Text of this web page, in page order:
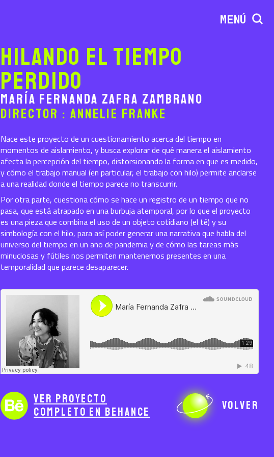
MENÚ
Hilando el tiempo
perdido
María Fernanda Zafra Zambrano
Director : Annelie Franke
Nace este proyecto de un cuestionamiento acerca del tiempo en
momentos de aislamiento, y busca explorar de qué manera el aislamiento
afecta la percepción del tiempo, distorsionando la forma en que es medido,
y cómo el trabajo manual (en particular, el trabajo con hilo) permite anclarse
a una realidad donde el tiempo parece no transcurrir.
Por otra parte, cuestiona cómo se hace un registro de un tiempo que no
pasa, que está atrapado en una burbuja atemporal, por lo que el proyecto
es una pieza que combina el uso de un objeto cotidiano (el té) y su
simbología con el hilo, para así poder generar una narrativa que habla del
universo del tiempo en un año de pandemia y de cómo las tareas más
minuciosas y fútiles nos permiten mantenernos presentes en una
temporalidad que parece desaparecer.
Ver proyecto
completo en Behance
Volver